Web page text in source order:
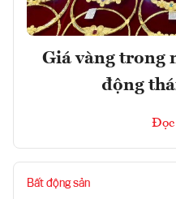
Giá vàng trong
động
Đọc
Bất động sản